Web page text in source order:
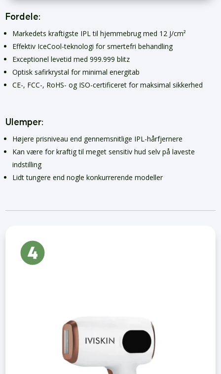
Fordele:
Markedets kraftigste IPL til hjemmebrug med 12 J/cm²
Effektiv IceCool-teknologi for smertefri behandling
Exceptionel levetid med 999.999 blitz
Optisk safirkrystal for minimal energitab
CE-, FCC-, RoHS- og ISO-certificeret for maksimal sikkerhed
Ulemper:
Højere prisniveau end gennemsnitlige IPL-hårfjernere
Kan være for kraftig til meget sensitiv hud selv på laveste
indstilling
Lidt tungere end nogle konkurrerende modeller